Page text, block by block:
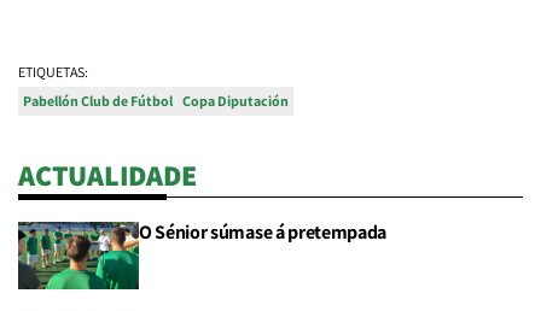
ETIQUETAS:
Pabellón Club de Fútbol Copa Diputación
ACTUALIDADE
O Sénior súmase á pretempada